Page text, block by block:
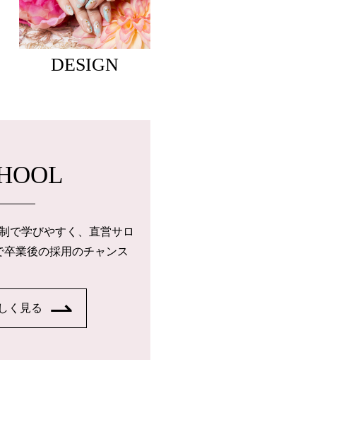
DESIGN
で学びやすく、直営サロ
業後の採用のチャンス
く見る